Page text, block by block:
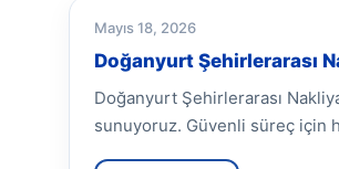
Mayıs 18, 2026
Doğanyurt Şehirlerarası
Doğanyurt Şehirlerarası
sunuyoruz. Güvenli süreç için